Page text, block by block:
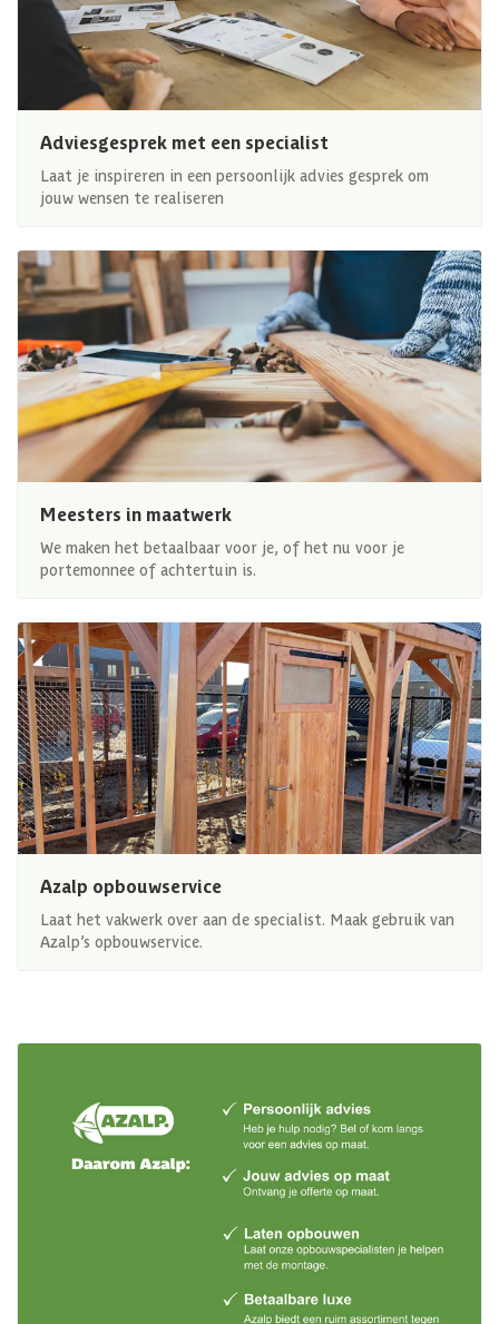
Adviesgesprek met een specialist
Laat je inspireren in een persoonlijk advies gesprek om
jouw wensen te realiseren
Meesters in maatwerk
We maken het betaalbaar voor je, of het nu voor je
portemonnee of achtertuin is.
Azalp opbouwservice
Laat het vakwerk over aan de specialist. Maak gebruik van
Azalp’s opbouwservice.